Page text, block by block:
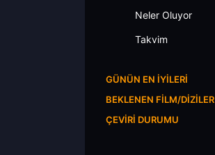
Neler Oluyor
Takvim
GÜNÜN EN İYILERI
BEKLENEN FILM/DIZILER
ÇEVIRI DURUMU